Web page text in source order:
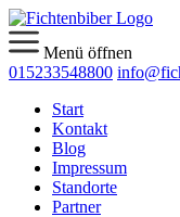
Menü öffnen
015233548800
Start
Kontakt
Blog
Impressum
Standorte
Partner